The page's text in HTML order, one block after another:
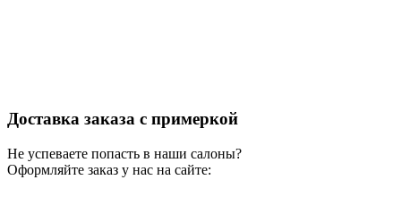
Доставка заказа с примеркой
Не успеваете попасть в наши салоны?
Оформляйте заказ у нас на сайте: